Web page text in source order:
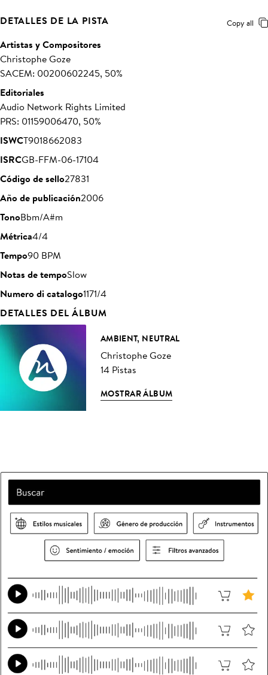
DETALLES DE LA PISTA Copy all
Artistas y Compositores
Christophe Goze
SACEM: 00200602245, 50%
Editoriales
Audio Network Rights Limited
PRS: 01159006470, 50%
ISWCT9018662083
ISRCGB-FFM-06-17104
Código de sello27831
Año de publicación2006
TonoBbm/A#m
Métrica4/4
Tempo90 BPM
Notas de tempoSlow
Numero di catalogo1171/4
DETALLES DEL ÁLBUM
AMBIENT, NEUTRAL
Christophe Goze
14 Pistas
MOSTRAR ÁLBUM